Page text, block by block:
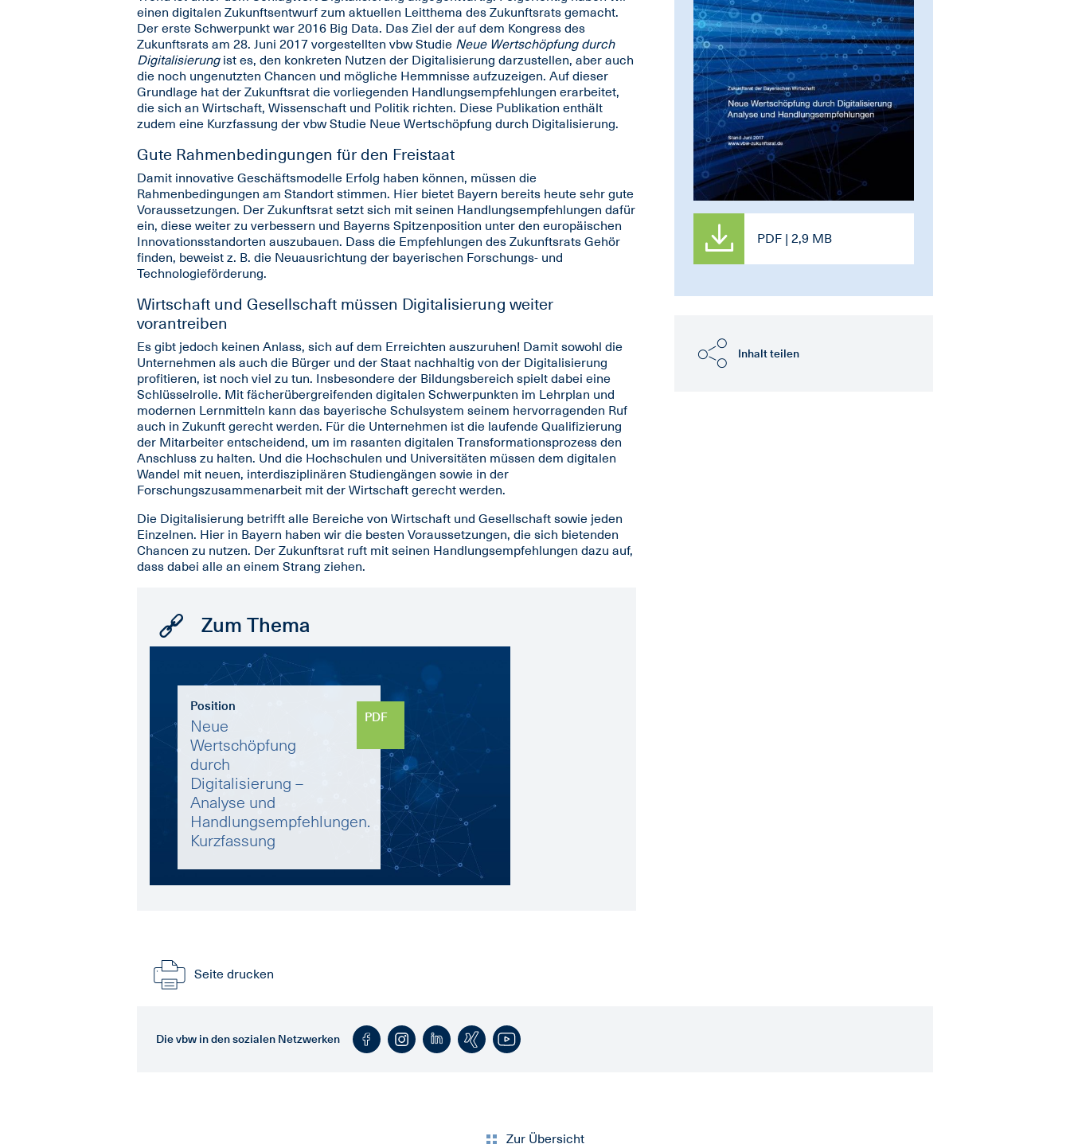
PDF | 2,9 MB
Inhalt teilen
einen digitalen Zukunftsentwurf zum aktuellen Leitthema des Zukunftsrats gemacht.
Der erste Schwerpunkt war 2016 Big Data. Das Ziel der auf dem Kongress des
Zukunftsrats am 28. Juni 2017 vorgestellten vbw Studie Neue Wertschöpfung durch
Digitalisierung ist es, den konkreten Nutzen der Digitalisierung darzustellen, aber auch
die noch ungenutzten Chancen und mögliche Hemmnisse aufzuzeigen. Auf dieser
Grundlage hat der Zukunftsrat die vorliegenden Handlungsempfehlungen erarbeitet,
die sich an Wirtschaft, Wissenschaft und Politik richten. Diese Publikation enthält
zudem eine Kurzfassung der vbw Studie Neue Wertschöpfung durch Digitalisierung.
Gute Rahmenbedingungen für den Freistaat
Damit innovative Geschäftsmodelle Erfolg haben können, müssen die
Rahmenbedingungen am Standort stimmen. Hier bietet Bayern bereits heute sehr gute
Voraussetzungen. Der Zukunftsrat setzt sich mit seinen Handlungsempfehlungen dafür
ein, diese weiter zu verbessern und Bayerns Spitzenposition unter den europäischen
Innovationsstandorten auszubauen. Dass die Empfehlungen des Zukunftsrats Gehör
finden, beweist z. B. die Neuausrichtung der bayerischen Forschungs- und
Technologieförderung.
Wirtschaft und Gesellschaft müssen Digitalisierung weiter
vorantreiben
Es gibt jedoch keinen Anlass, sich auf dem Erreichten auszuruhen! Damit sowohl die
Unternehmen als auch die Bürger und der Staat nachhaltig von der Digitalisierung
profitieren, ist noch viel zu tun. Insbesondere der Bildungsbereich spielt dabei eine
Schlüsselrolle. Mit fächerübergreifenden digitalen Schwerpunkten im Lehrplan und
modernen Lernmitteln kann das bayerische Schulsystem seinem hervorragenden Ruf
auch in Zukunft gerecht werden. Für die Unternehmen ist die laufende Qualifizierung
der Mitarbeiter entscheidend, um im rasanten digitalen Transformationsprozess den
Anschluss zu halten. Und die Hochschulen und Universitäten müssen dem digitalen
Wandel mit neuen, interdisziplinären Studiengängen sowie in der
Forschungszusammenarbeit mit der Wirtschaft gerecht werden.
Die Digitalisierung betrifft alle Bereiche von Wirtschaft und Gesellschaft sowie jeden
Einzelnen. Hier in Bayern haben wir die besten Voraussetzungen, die sich bietenden
Chancen zu nutzen. Der Zukunftsrat ruft mit seinen Handlungsempfehlungen dazu auf,
dass dabei alle an einem Strang ziehen.
Zum Thema
Position
Neue
Wertschöpfung
durch
Digitalisierung –
Analyse und
Handlungsempfehlungen.
Kurzfassung
PDF
Seite drucken
Die vbw in den sozialen Netzwerken
Zur Übersicht